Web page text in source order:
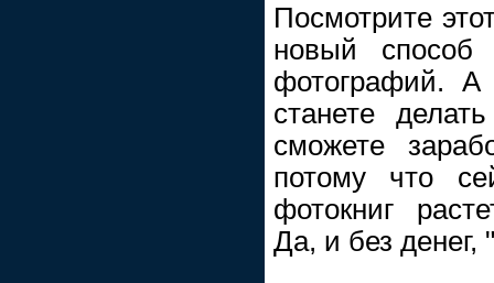
Посмотрите
новый
фотографий.
станете
сможете
потому что
фотокниг
Да, и без